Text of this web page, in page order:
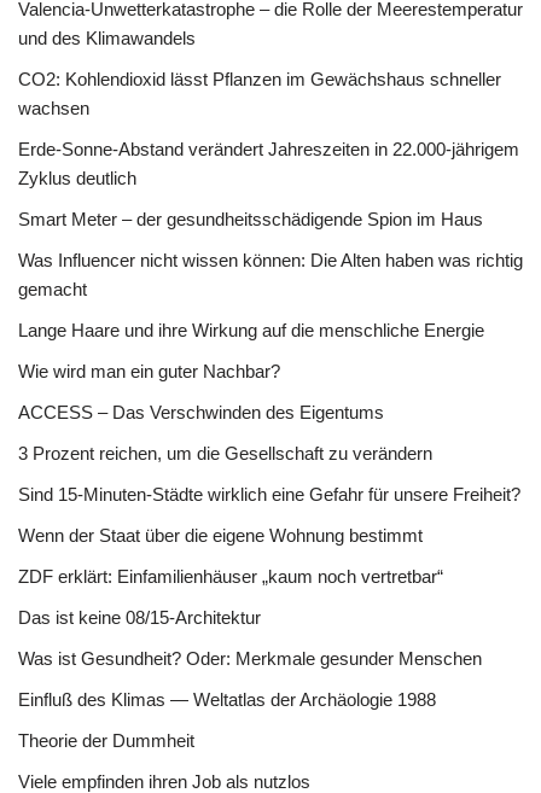
Valencia-Unwetterkatastrophe – die Rolle der Meerestemperatur
und des Klimawandels
CO2: Kohlendioxid lässt Pflanzen im Gewächshaus schneller
wachsen
Erde-Sonne-Abstand verändert Jahreszeiten in 22.000-jährigem
Zyklus deutlich
Smart Meter – der gesundheitsschädigende Spion im Haus
Was Influencer nicht wissen können: Die Alten haben was richtig
gemacht
Lange Haare und ihre Wirkung auf die menschliche Energie
Wie wird man ein guter Nachbar?
ACCESS – Das Verschwinden des Eigentums
3 Prozent reichen, um die Gesellschaft zu verändern
Sind 15-Minuten-Städte wirklich eine Gefahr für unsere Freiheit?
Wenn der Staat über die eigene Wohnung bestimmt
ZDF erklärt: Einfamilienhäuser „kaum noch vertretbar“
Das ist keine 08/15-Architektur
Was ist Gesundheit? Oder: Merkmale gesunder Menschen
Einfluß des Klimas — Weltatlas der Archäologie 1988
Theorie der Dummheit
Viele empfinden ihren Job als nutzlos